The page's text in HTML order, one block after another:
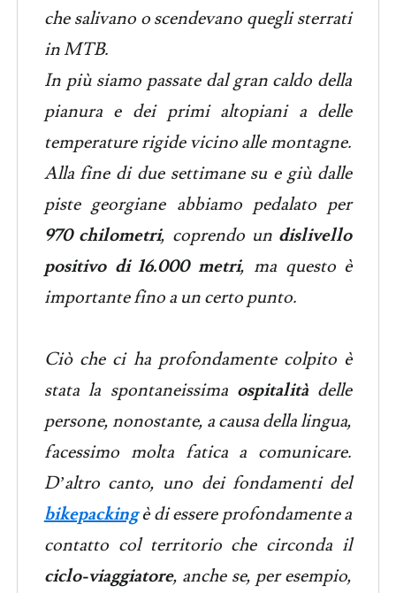
che salivano o scendevano quegli sterrati
in MTB.
In più siamo passate dal gran caldo della
pianura e dei primi altopiani a delle
temperature rigide vicino alle montagne.
Alla fine di due settimane su e giù dalle
piste georgiane abbiamo pedalato per
970 chilometri, coprendo un dislivello
positivo di 16.000 metri, ma questo è
importante fino a un certo punto.
Ciò che ci ha profondamente colpito è
stata la spontaneissima ospitalitàdelle
persone, nonostante, a causa della lingua,
facessimo molta fatica a comunicare.
D’altro canto, uno dei fondamenti del
bikepacking è di essere profondamente a
contatto col territorio che circonda il
ciclo-viaggiatore, anche se, per esempio,